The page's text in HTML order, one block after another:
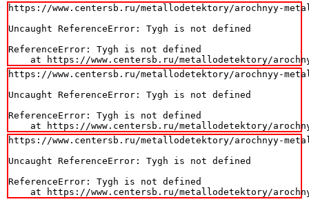
https://www.centersb.ru/metallodetektory/arochnyy-
Uncaught ReferenceError: Tygh is not defined
ReferenceError: Tygh is not defined
at https://www.centersb.ru/metallodetektory/
https://www.centersb.ru/metallodetektory/arochnyy-
Uncaught ReferenceError: Tygh is not defined
ReferenceError: Tygh is not defined
at https://www.centersb.ru/metallodetektory/
https://www.centersb.ru/metallodetektory/arochnyy-
Uncaught ReferenceError: Tygh is not defined
ReferenceError: Tygh is not defined
at https://www.centersb.ru/metallodetektory/